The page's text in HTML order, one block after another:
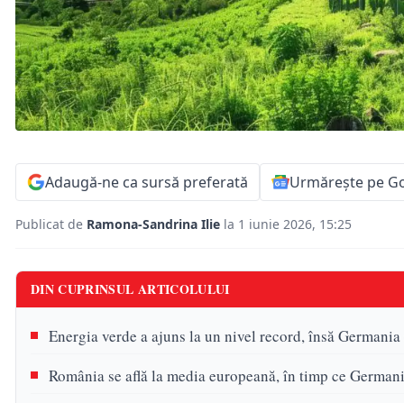
Adaugă-ne ca sursă preferată Urmărește pe
Publicat de Ramona-Sandrina Ilie la 1 iunie 2026, 15:25
DIN CUPRINSUL ARTICOLULUI
Energia verde a ajuns la un nivel record, însă
România se află la media europeană, în timp ce